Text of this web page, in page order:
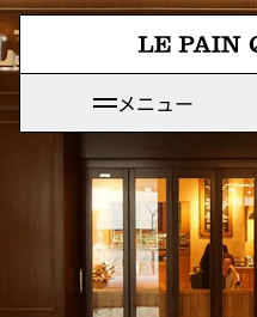
Le Pain Quotidienは「
メニュー